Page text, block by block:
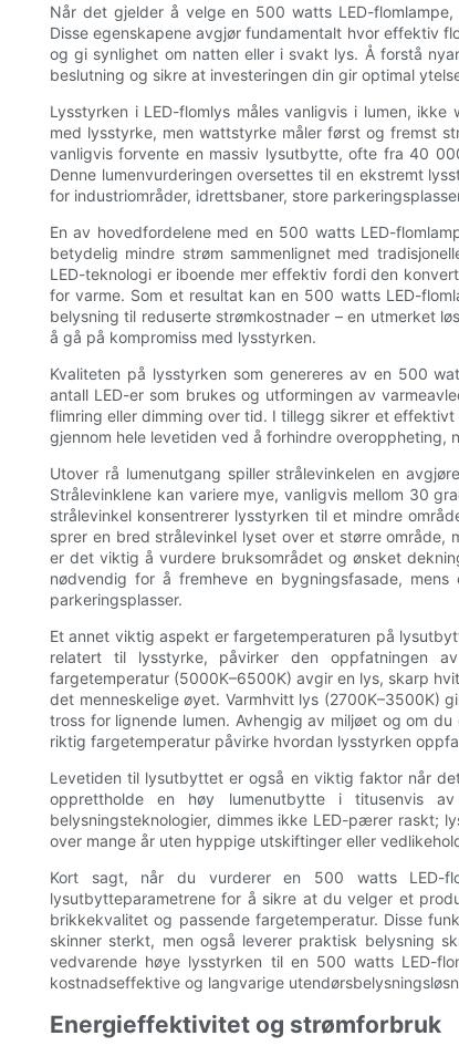
Når det gjelder å velge en 500 watts LED-
Disse egenskapene avgjør fundamentalt hvor effektiv
og gi synlighet om natten eller i svakt lys. Å forstå
beslutning og sikre at investeringen din gir optimal
Lysstyrken i LED-flomlys måles vanligvis i lumen,
med lysstyrke, men wattstyrke måler først og fremst
vanligvis forvente en massiv lysutbytte, ofte fra 40
Denne lumenvurderingen oversettes til en ekstremt
for industriområder, idrettsbaner, store
En av hovedfordelene med en 500 watts LED-
betydelig mindre strøm sammenlignet med
LED-teknologi er iboende mer effektiv fordi den
for varme. Som et resultat kan en 500 watts LED-
belysning til reduserte strømkostnader – en utmerket
å gå på kompromiss med lysstyrken.
Kvaliteten på lysstyrken som genereres av en 500
antall LED-er som brukes og utformingen av
flimring eller dimming over tid. I tillegg sikrer et
gjennom hele levetiden ved å forhindre overoppheting,
Utover rå lumenutgang spiller strålevinkelen en
Strålevinklene kan variere mye, vanligvis mellom 30
strålevinkel konsentrerer lysstyrken til et mindre
sprer en bred strålevinkel lyset over et større
er det viktig å vurdere bruksområdet og ønsket
nødvendig for å fremheve en bygningsfasade,
parkeringsplasser.
Et annet viktig aspekt er fargetemperaturen på
relatert til lysstyrke, påvirker den oppfatningen
fargetemperatur (5000K–6500K) avgir en lys, skarp
det menneskelige øyet. Varmhvitt lys (2700K–3500K)
tross for lignende lumen. Avhengig av miljøet og om
riktig fargetemperatur påvirke hvordan lysstyrken
Levetiden til lysutbyttet er også en viktig faktor når
opprettholde en høy lumenutbytte i titusenvis
belysningsteknologier, dimmes ikke LED-pærer raskt;
over mange år uten hyppige utskiftinger eller
Kort sagt, når du vurderer en 500 watts LED-
lysutbytteparametrene for å sikre at du velger et
brikkekvalitet og passende fargetemperatur. Disse
skinner sterkt, men også leverer praktisk belysning
vedvarende høye lysstyrken til en 500 watts LED-
kostnadseffektive og langvarige
Energieffektivitet og strømforbruk